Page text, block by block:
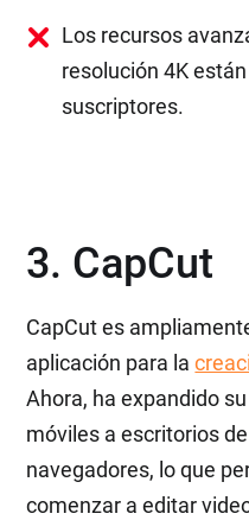
Los recursos
resolución 4K
suscriptores.
3. CapCut
CapCut es
aplicación para la
Ahora, ha expandido
móviles a escritorios
navegadores, lo que
comenzar a editar